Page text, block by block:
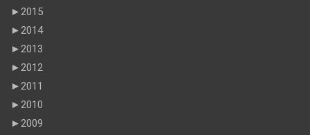
►2015
►2014
►2013
►2012
►2011
►2010
►2009